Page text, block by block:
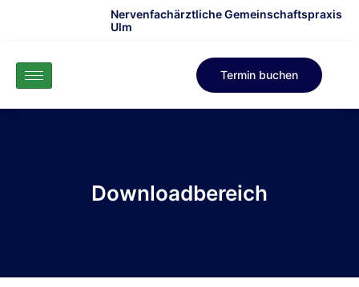
Nervenfachärztliche Gemeinschaftspraxis
Ulm
Termin buchen
Downloadbereich